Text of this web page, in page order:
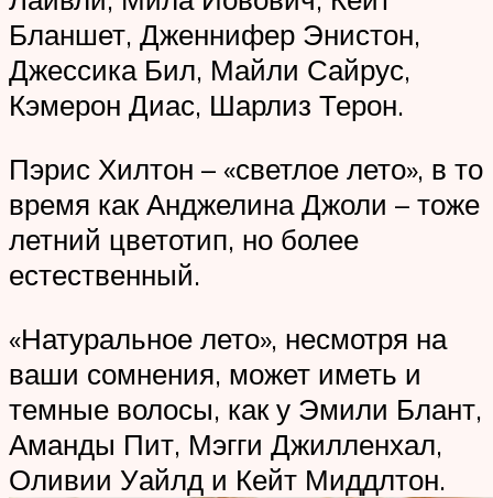
Бланшет, Дженнифер Энистон,
Джессика Бил, Майли Сайрус,
Кэмерон Диас, Шарлиз Терон.
Пэрис Хилтон – «светлое лето», в то
время как Анджелина Джоли – тоже
летний цветотип, но более
естественный.
«Натуральное лето», несмотря на
ваши сомнения, может иметь и
темные волосы, как у Эмили Блант,
Аманды Пит, Мэгги Джилленхал,
Оливии Уайлд и Кейт Миддлтон.